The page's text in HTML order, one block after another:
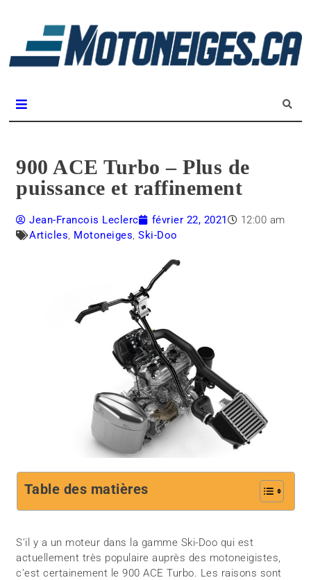
900 ACE Turbo – Plus de
puissance et raffinement
Jean-Francois Leclerc février 22, 2021
12:00 am
Articles, Motoneiges,Ski-Doo
Table des matières
S’il y a un moteur dans la gamme Ski-Doo qui est
actuellement très populaire auprès des motoneigistes,
c’est certainement le 900 ACE Turbo. Les raisons sont